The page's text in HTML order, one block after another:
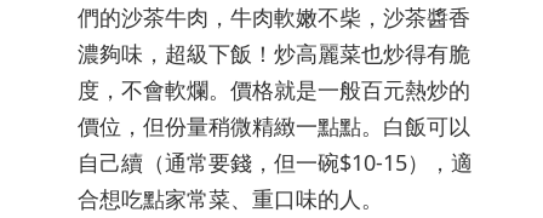
們的沙茶牛肉，牛肉軟嫩不柴，沙茶醬香
濃夠味，超級下飯！炒高麗菜也炒得有脆
度，不會軟爛。價格就是一般百元熱炒的
價位，但份量稍微精緻一點點。白飯可以
自己續（通常要錢，但一碗$10-15），適
合想吃點家常菜、重口味的人。